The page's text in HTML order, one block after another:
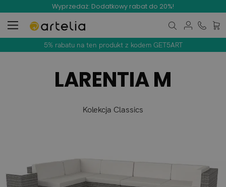
Wyprzedaż: Dodatkowy rabat do 20%!
Mój
5% rabatu na ten produkt z kodem GET5ART
LARENTIA M
Kolekcja Classics